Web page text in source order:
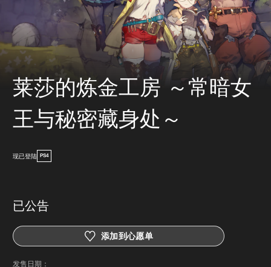
莱莎的炼金工房 ～常暗女
王与秘密藏身处～
现已登陆 PS4
已公告
添加到心愿单
发售日期：